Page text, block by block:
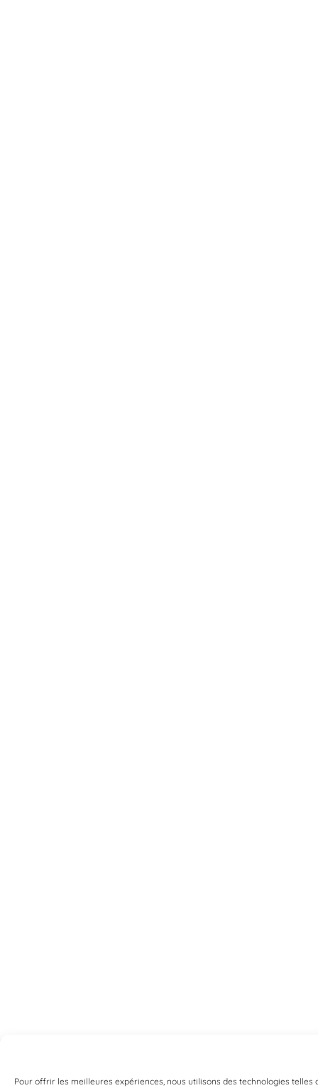
Pour offrir les meilleures expériences, nous utilisons des technologies